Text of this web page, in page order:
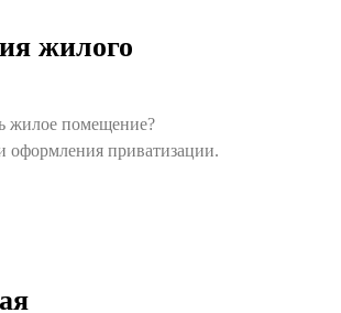
жилого
жилое помещение?
оформления приватизации.